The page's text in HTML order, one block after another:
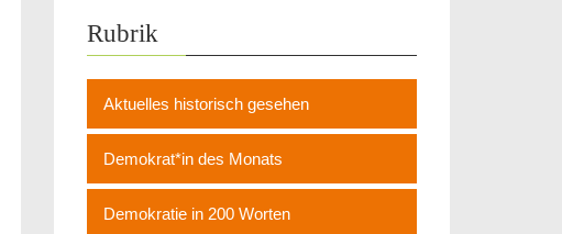
Rubrik
Aktuelles historisch gesehen
Demokrat*in des Monats
Demokratie in 200 Worten